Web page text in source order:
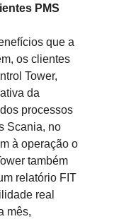
PMS
que a
os clientes
Tower,
da
processos
Scania, no
à operação o
também
relatório FIT
real
mês,